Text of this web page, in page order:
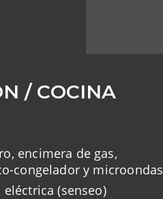
/ COCINA
encimera de gas,
congelador y microondas
eléctrica (senseo)